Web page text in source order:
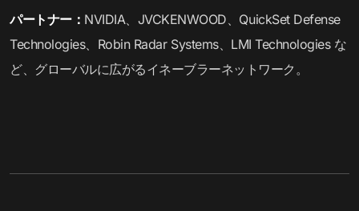
パートナー： NVIDIA、JVCKENWOOD、QuickSet Defense
Technologies、Robin Radar Systems、LMI Technologies な
ど、グローバルに広がるイネーブラーネットワーク。